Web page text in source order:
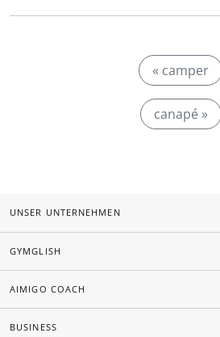
« camper
canapé »
UNSER UNTERNEHMEN
GYMGLISH
AIMIGO COACH
BUSINESS